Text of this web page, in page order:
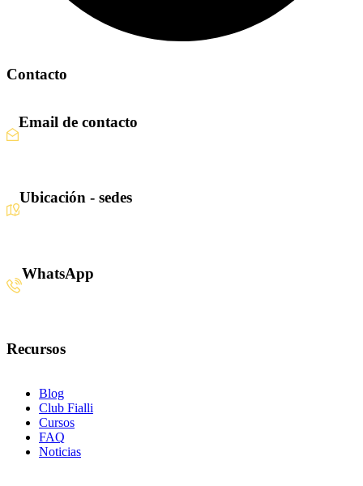
Contacto
Email de contacto
Ubicación - sedes
WhatsApp
Recursos
Blog
Club Fialli
Cursos
FAQ
Noticias